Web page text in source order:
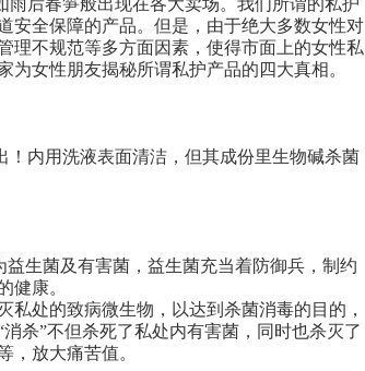
后春笋般出现在各大卖场。我们所谓的私护
安全保障的产品。但是，由于绝大多数女性对
理不规范等多方面因素，使得市面上的女性私
女性朋友揭秘所谓私护产品的四大真相。
内用洗液表面清洁，但其成份里生物碱杀菌
生菌及有害菌，益生菌充当着防御兵，制约
健康。
处的致病微生物，以达到杀菌消毒的目的，
杀”不但杀死了私处内有害菌，同时也杀灭了
，放大痛苦值。